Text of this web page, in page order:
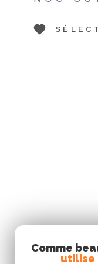
Comme
utilise